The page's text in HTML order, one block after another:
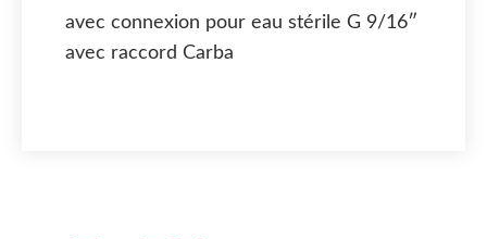
avec connexion pour eau stérile G 9/16″
avec raccord Carba